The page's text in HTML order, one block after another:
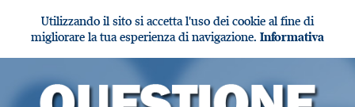
Utilizzando il sito si accetta l'uso dei cookie al fine di
migliorare la tua esperienza di navigazione. Informativa